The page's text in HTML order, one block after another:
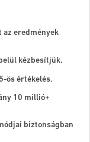
az eredmények
kézbesítjük.
ös értékelés.
10 millió+
biztonságban